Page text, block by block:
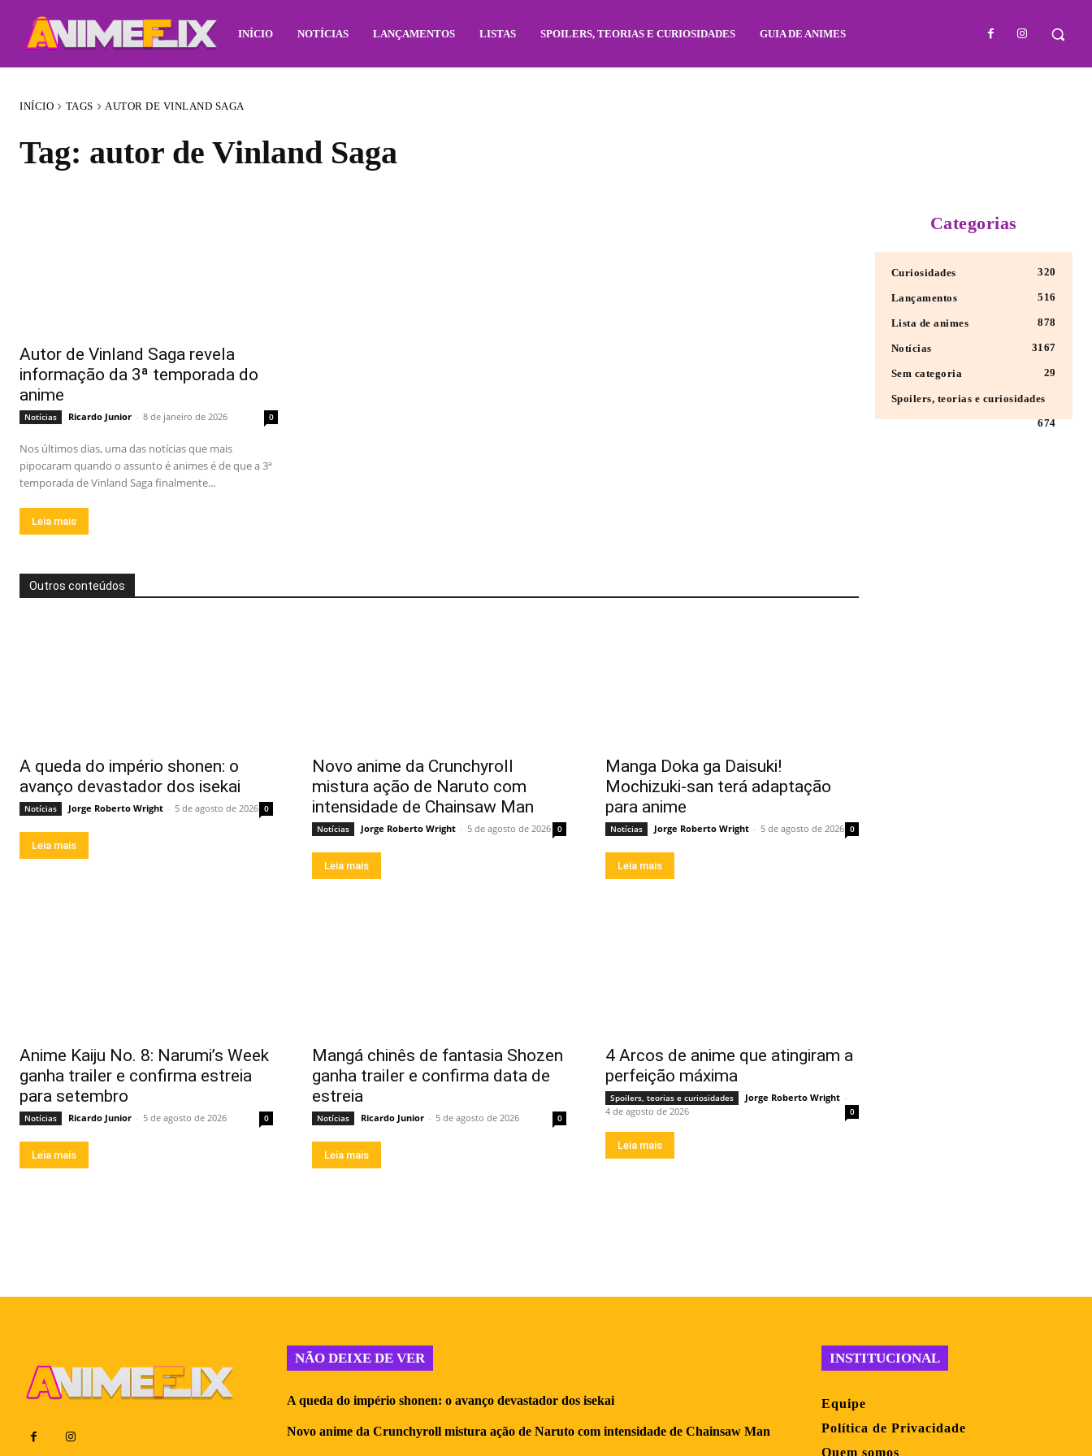
INÍCIO NOTÍCIAS LANÇAMENTOS LISTAS SPOILERS, TEORIAS E CURIOSIDADES GUIA DE ANIMES
INÍCIO TAGS AUTOR DE VINLAND SAGA
Tag: autor de Vinland Saga
Autor de Vinland Saga revela
informação da 3ª temporada do
anime
Notícias Ricardo Junior - 8 de janeiro de 2026 0
Nos últimos dias, uma das notícias que mais
pipocaram quando o assunto é animes é de que a 3ª
temporada de Vinland Saga finalmente...
Leia mais
Outros conteúdos
A queda do império shonen: o
avanço devastador dos isekai
Notícias Jorge Roberto Wright - 5 de agosto de 2026 0
Leia mais
Novo anime da Crunchyroll
mistura ação de Naruto com
intensidade de Chainsaw Man
Notícias Jorge Roberto Wright - 5 de agosto de 2026 0
Leia mais
Manga Doka ga Daisuki!
Mochizuki-san terá adaptação
para anime
Notícias Jorge Roberto Wright - 5 de agosto de 2026 0
Leia mais
Anime Kaiju No. 8: Narumi’s Week
ganha trailer e confirma estreia
para setembro
Notícias Ricardo Junior - 5 de agosto de 2026 0
Leia mais
Mangá chinês de fantasia Shozen
ganha trailer e confirma data de
estreia
Notícias Ricardo Junior - 5 de agosto de 2026 0
Leia mais
4 Arcos de anime que atingiram a
perfeição máxima
Spoilers, teorias e curiosidades Jorge Roberto Wright -
4 de agosto de 2026
0
Leia mais
Categorias
Curiosidades 320
Lançamentos 516
Lista de animes 878
Notícias 3167
Sem categoria 29
Spoilers, teorias e curiosidades
674
NÃO DEIXE DE VER
A queda do império shonen: o avanço devastador dos isekai
Novo anime da Crunchyroll mistura ação de Naruto com intensidade de Chainsaw Man
INSTITUCIONAL
Equipe
Política de Privacidade
Quem somos